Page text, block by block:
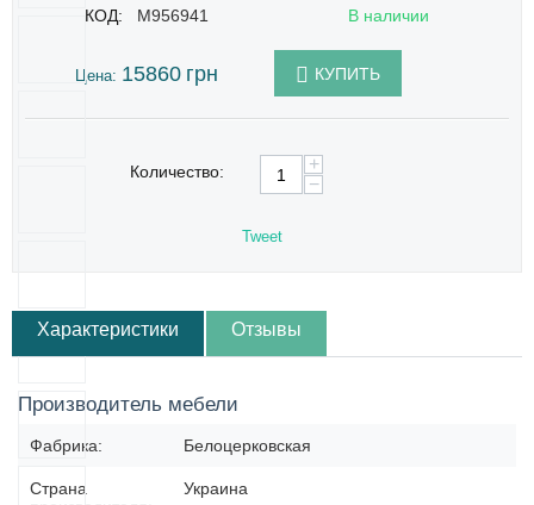
КОД: M956941 В наличии
Цена: 15860 грн КУПИТЬ
Количество:
+
−
Tweet
Характеристики Отзывы
Производитель мебели
Фабрика: Белоцерковская
Страна
Украина